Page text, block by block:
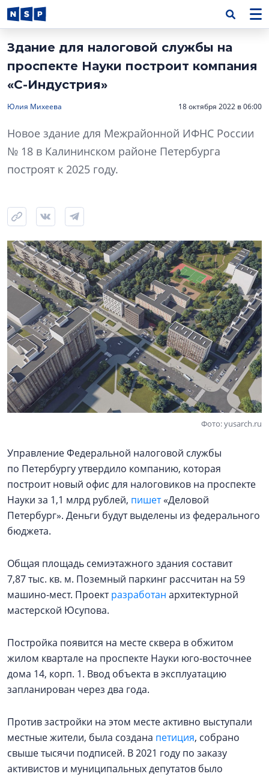
Здание для налоговой службы на
проспекте Науки построит компания
«С-Индустрия»
Юлия Михеева 18 октября 2022 в 06:00
Новое здание для Межрайонной ИФНС России
№ 18 в Калининском районе Петербурга
построят к 2025 году.
Фото: yusarch.ru
Управление Федеральной налоговой службы
по Петербургу утвердило компанию, которая
построит новый офис для налоговиков на проспекте
Науки за 1,1 млрд рублей, пишет«Деловой
Петербург». Деньги будут выделены из федерального
бюджета.
Общая площадь семиэтажного здания составит
7,87 тыс. кв. м. Поземный паркинг рассчитан на 59
машино-мест. Проектразработан архитектурной
мастерской Юсупова.
Постройка появится на месте сквера в обжитом
жилом квартале на проспекте Науки юго-восточнее
дома 14, корп. 1. Ввод объекта в эксплуатацию
запланирован через два года.
Против застройки на этом месте активно выступали
местные жители, была создана петиция, собрано
свыше тысячи подписей. В 2021 году по заказу
активистов и муниципальных депутатов было